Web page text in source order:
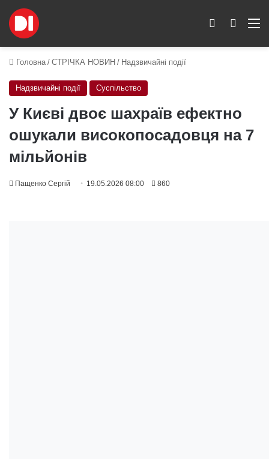
Пошук
Switch skin
Головна / СТРІЧКА НОВИН / Надзвичайні події
Надзвичайні події Суспільство
У Києві двоє шахраїв ефектно
ошукали високопосадовця на 7
мільйонів
Пащенко Сергій 19.05.2026 08:00 860